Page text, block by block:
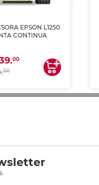
EPSON L1250
CONTINUA
00
00